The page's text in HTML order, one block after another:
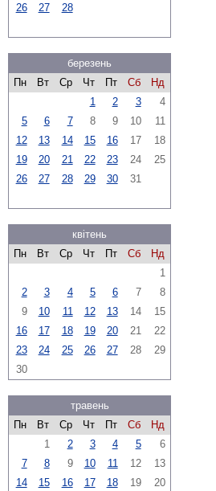
26
27 28
березень
Пн
Вт Ср Чт Пт Сб
Нд
1
2 3
4
5
6 7 8 9 10
11
12
13 14 15 16 17
18
19
20 21 22 23 24
25
26
27 28 29 30 31
квітень
Пн
Вт Ср Чт Пт Сб
Нд
1
2
3 4 5 6 7
8
9
10 11 12 13 14
15
16
17 18 19 20 21
22
23
24 25 26 27 28
29
30
травень
Пн
Вт Ср Чт Пт Сб
Нд
1
2 3 4 5
6
7
8 9 10 11 12
13
14
15 16 17 18 19
20